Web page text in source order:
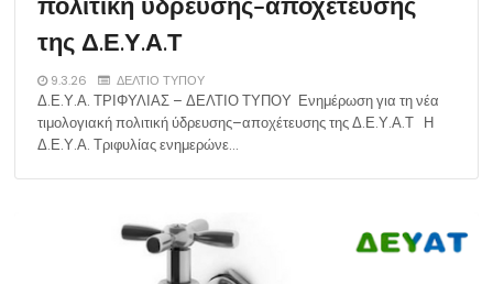
της Δ.Ε.Υ.Α.Τ
9.3.26 ΔΕΛΤΙΟ ΤΥΠΟΥ
Δ.Ε.Υ.Α. ΤΡΙΦΥΛΙΑΣ – ΔΕΛΤΙΟ ΤΥΠΟΥ Ενημέρωση για τη νέα
τιμολογιακή πολιτική ύδρευσης–αποχέτευσης της Δ.Ε.Υ.Α.Τ Η
Δ.Ε.Υ.Α. Τριφυλίας ενημερώνε…